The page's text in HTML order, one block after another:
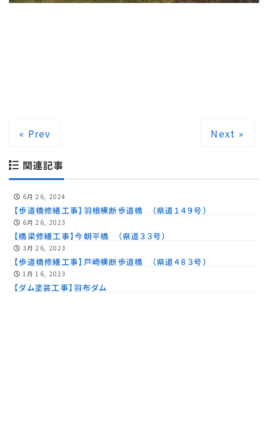
« Prev Next »
関連記事
6月 26, 2024
【歩道橋修繕工事】羽根横断歩道橋 （県道１４９号）
6月 26, 2023
【橋梁修繕工事】今朝平橋 （県道３３号）
3月 26, 2023
【歩道橋修繕工事】戸崎横断歩道橋 （県道４８３号）
1月 16, 2023
【ダム塗装工事】羽布ダム